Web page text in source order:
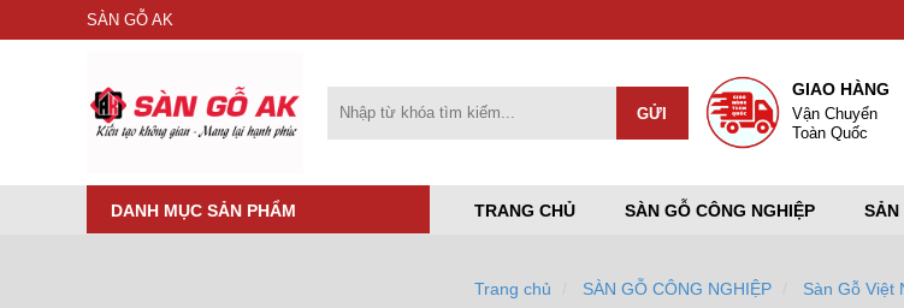
SÀN GỖ AK
GIAO HÀNG
Vận Chuyển
Toàn Quốc
DANH MỤC SẢN PHẨM TRANG CHỦ SÀN GỖ CÔNG NGHIỆP SẢN
Trang chủ SÀN GỖ CÔNG NGHIỆP Sàn Gỗ Việt